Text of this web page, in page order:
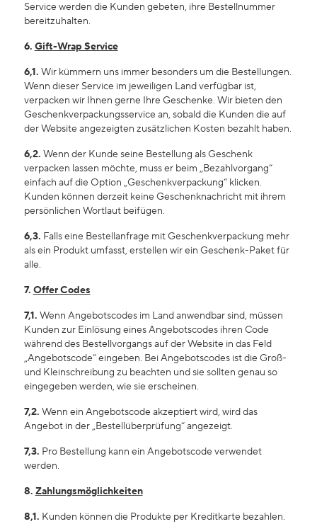
Service werden die Kunden gebeten, ihre Bestellnummer
bereitzuhalten.
6. Gift-Wrap Service
6,1. Wir kümmern uns immer besonders um die Bestellungen.
Wenn dieser Service im jeweiligen Land verfügbar ist,
verpacken wir Ihnen gerne Ihre Geschenke. Wir bieten den
Geschenkverpackungsservice an, sobald die Kunden die auf
der Website angezeigten zusätzlichen Kosten bezahlt haben.
6,2. Wenn der Kunde seine Bestellung als Geschenk
verpacken lassen möchte, muss er beim „Bezahlvorgang“
einfach auf die Option „Geschenkverpackung“ klicken.
Kunden können derzeit keine Geschenknachricht mit ihrem
persönlichen Wortlaut beifügen.
6,3. Falls eine Bestellanfrage mit Geschenkverpackung mehr
als ein Produkt umfasst, erstellen wir ein Geschenk-Paket für
alle.
7. Offer Codes
7,1. Wenn Angebotscodes im Land anwendbar sind, müssen
Kunden zur Einlösung eines Angebotscodes ihren Code
während des Bestellvorgangs auf der Website in das Feld
„Angebotscode” eingeben. Bei Angebotscodes ist die Groß-
und Kleinschreibung zu beachten und sie sollten genau so
eingegeben werden, wie sie erscheinen.
7,2. Wenn ein Angebotscode akzeptiert wird, wird das
Angebot in der „Bestellüberprüfung“ angezeigt.
7,3. Pro Bestellung kann ein Angebotscode verwendet
werden.
8. Zahlungsmöglichkeiten
8,1. Kunden können die Produkte per Kreditkarte bezahlen.